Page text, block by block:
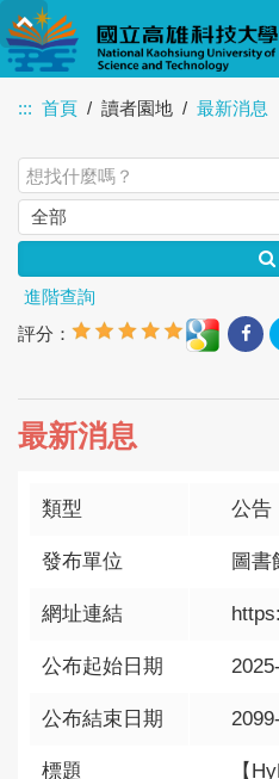
教職員 學生 校
::: 首頁 讀者園地 最新消息
進階查詢
評分：
最新消息
類型 公告
發布單位 圖書
網址連結
公布起始日期
公布結束日期
標題
【